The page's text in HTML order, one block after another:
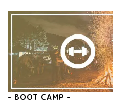
- BOOT CAMP -